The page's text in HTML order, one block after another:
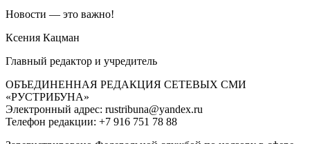
Новости — это важно!
Ксения Кацман
Главный редактор и учредитель
ОБЪЕДИНЕННАЯ РЕДАКЦИЯ СЕТЕВЫХ СМИ
«РУСТРИБУНА»
Электронный адрес: rustribuna@yandex.ru
Телефон редакции: +7 916 751 78 88